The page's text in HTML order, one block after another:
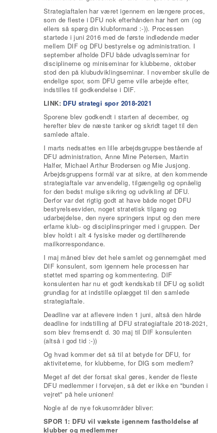
Strategiaftalen har været igennem en længere proces,
som de fleste i DFU nok efterhånden har hørt om (og
ellers så spørg din klubformand :-)). Processen
startede i juni 2016 med de første indledende møder
mellem DIF og DFU bestyrelse og administration. I
september afholde DFU både udvaglsseminar for
disciplinerne og miniseminar for klubberne, oktober
stod den på klubudviklingseminar. I november skulle de
endelige spor, som DFU gerne ville arbejde efter,
indstilles til godkendelse i DIF.
LINK: DFU strategi spor 2018-2021
Sporene blev godkendt i starten af december, og
herefter blev de næste tanker og skridt taget til den
samlede aftale.
I marts nedsattes en lille arbejdsgruppe bestående af
DFU administration, Anne Mine Petersen, Martin
Halfer, Michael Arthur Brodersen og Mie Jusjong.
Arbejdsgruppens formål var at sikre, at den kommende
strategiaftale var anvendelig, tilgængelig og opnåelig
for den bedst mulige sikring og udvikling af DFU.
Derfor var det rigtig godt at have både noget DFU
bestyrelsesviden, noget stratetisk tilgang og
udarbejdelse, den nyere springers input og den mere
erfarne klub- og disciplinspringer med i gruppen. Der
blev holdt i alt 4 fysiske møder og dertilhørende
mailkorrespondance.
I maj måned blev det hele samlet og gennemgået med
DIF konsulent, som igennem hele processen har
støttet med sparring og kommentering. DIF
konsulenten har nu et godt kendskab til DFU og solidt
grundlag for at indstille oplægget til den samlede
strategiaftale.
Deadline var at aflevere inden 1 juni, altså den hårde
deadline for indstilling af DFU strategiaftale 2018-2021,
som blev fremsendt d. 30 maj til DIF konsulenten
(altså i god tid :-))
Og hvad kommer det så til at betyde for DFU, for
aktiviteterne, for klubberne, for DIG som medlem?
Meget af det der forsat skal gøres, kender de fleste
DFU medlemmer i forvejen, så det er ikke en "bunden i
vejret" på hele unionen!
Nogle af de nye fokusområder bliver:
SPOR 1: DFU vil vækste igennem fastholdelse af
klubber og medlemmer